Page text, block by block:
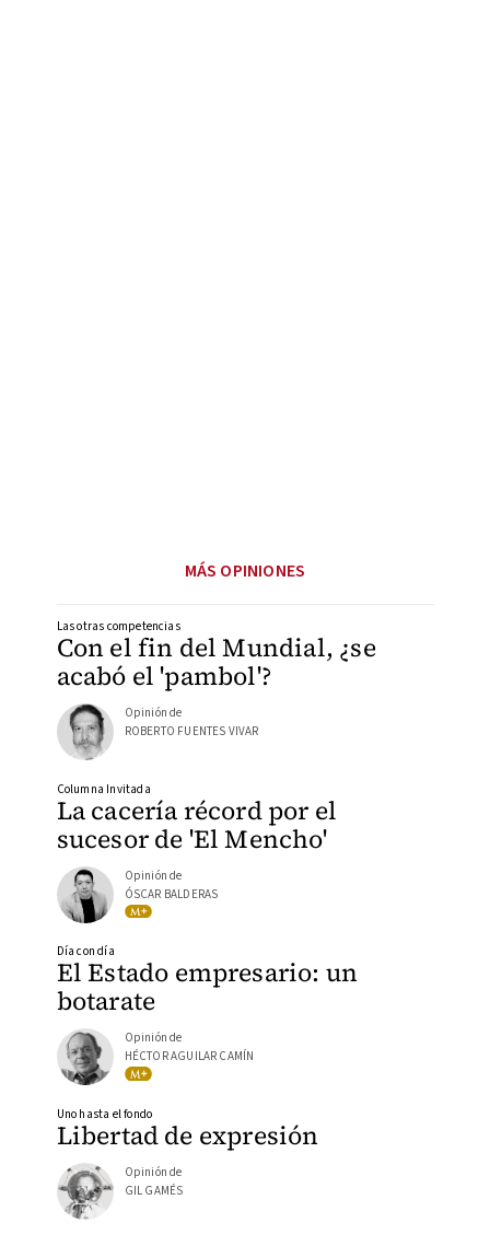
MÁS OPINIONES
Con el fin del Mundial, ¿se
acabó el 'pambol'?
Las otras competencias
Opinión de
ROBERTO FUENTES VIVAR
La cacería récord por el
sucesor de 'El Mencho'
Columna Invitada
Opinión de
ÓSCAR BALDERAS
El Estado empresario: un
botarate
Día con día
Opinión de
HÉCTOR AGUILAR CAMÍN
Libertad de expresión
Uno hasta el fondo
Opinión de
GIL GAMÉS